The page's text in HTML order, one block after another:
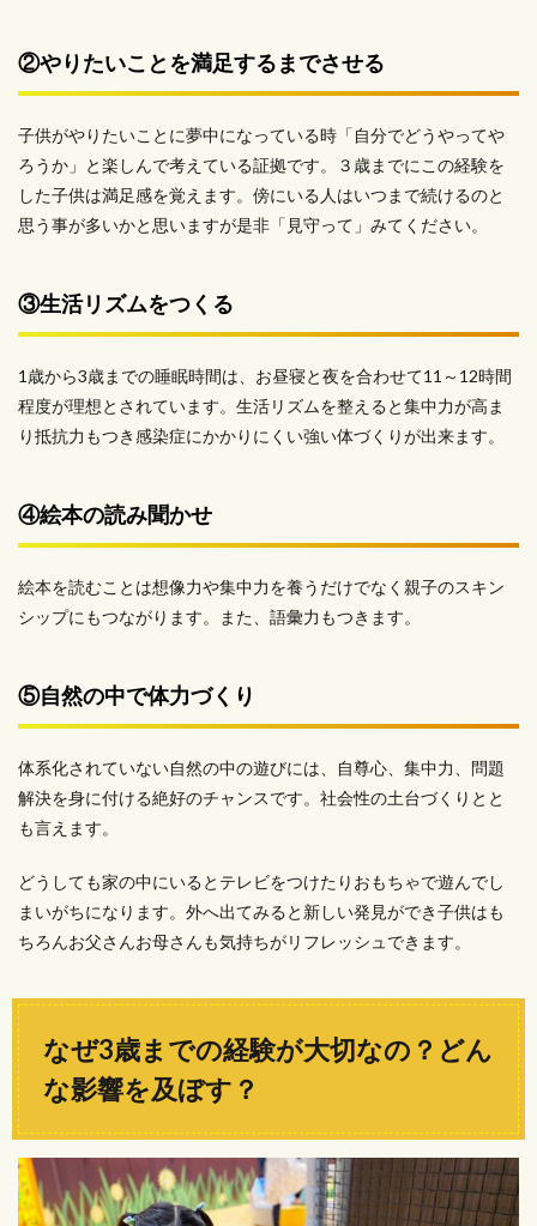
②やりたいことを満足するまでさせる
子供がやりたいことに夢中になっている時「自分でどうやってや
ろうか」と楽しんで考えている証拠です。３歳までにこの経験を
した子供は満足感を覚えます。傍にいる人はいつまで続けるのと
思う事が多いかと思いますが是非「見守って」みてください。
③生活リズムをつくる
1歳から3歳までの睡眠時間は、お昼寝と夜を合わせて11～12時間
程度が理想とされています。生活リズムを整えると集中力が高ま
り抵抗力もつき感染症にかかりにくい強い体づくりが出来ます。
④絵本の読み聞かせ
絵本を読むことは想像力や集中力を養うだけでなく親子のスキン
シップにもつながります。また、語彙力もつきます。
⑤自然の中で体力づくり
体系化されていない自然の中の遊びには、自尊心、集中力、問題
解決を身に付ける絶好のチャンスです。社会性の土台づくりとと
も言えます。
どうしても家の中にいるとテレビをつけたりおもちゃで遊んでし
まいがちになります。外へ出てみると新しい発見ができ子供はも
ちろんお父さんお母さんも気持ちがリフレッシュできます。
なぜ3歳までの経験が大切なの？どん
な影響を及ぼす？